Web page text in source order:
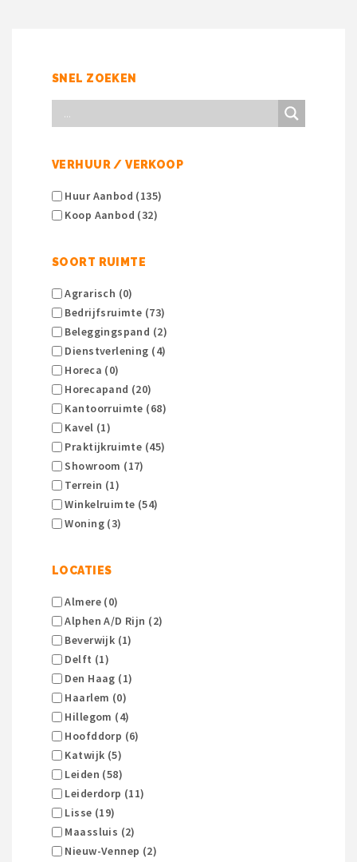
SNEL ZOEKEN
VERHUUR / VERKOOP
Huur Aanbod (135)
Koop Aanbod (32)
SOORT RUIMTE
Agrarisch (0)
Bedrijfsruimte (73)
Beleggingspand (2)
Dienstverlening (4)
Horeca (0)
Horecapand (20)
Kantoorruimte (68)
Kavel (1)
Praktijkruimte (45)
Showroom (17)
Terrein (1)
Winkelruimte (54)
Woning (3)
LOCATIES
Almere (0)
Alphen A/d Rijn (2)
Beverwijk (1)
Delft (1)
Den Haag (1)
Haarlem (0)
Hillegom (4)
Hoofddorp (6)
Katwijk (5)
Leiden (58)
Leiderdorp (11)
Lisse (19)
Maassluis (2)
Nieuw-Vennep (2)